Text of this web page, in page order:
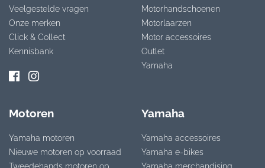
Veelgestelde vragen
Onze merken
Click & Collect
Kennisbank
Motorhandschoenen
Motorlaarzen
Motor accessoires
Outlet
Yamaha
Motoren
Yamaha motoren
Nieuwe motoren op voorraad
Tweedehands motoren op
Yamaha
Yamaha accessoires
Yamaha e-bikes
Yamaha merchandising